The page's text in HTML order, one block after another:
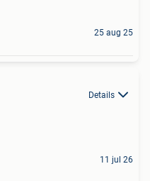
25 aug 25
Details
11 jul 26